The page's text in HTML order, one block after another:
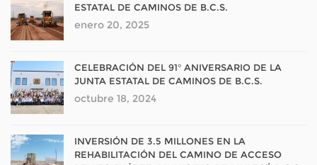
ESTATAL DE CAMINOS DE B.C.S.
enero 20, 2025
CELEBRACIÓN DEL 91° ANIVERSARIO DE LA
JUNTA ESTATAL DE CAMINOS DE B.C.S.
octubre 18, 2024
INVERSIÓN DE 3.5 MILLONES EN LA
REHABILITACIÓN DEL CAMINO DE ACCESO